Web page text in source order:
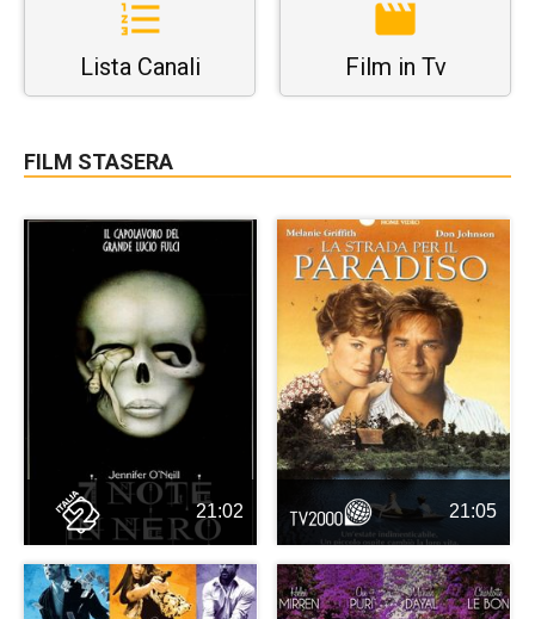
Lista Canali Film in Tv
FILM STASERA
21:02 21:05